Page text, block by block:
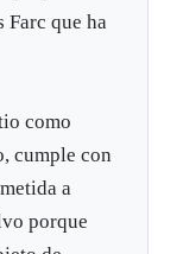
que ha
como
cumple con
a
porque